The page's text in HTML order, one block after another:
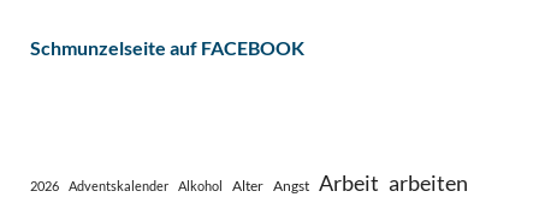
Schmunzelseite auf FACEBOOK
2026 Adventskalender Alkohol Alter Angst Arbeit arbeiten